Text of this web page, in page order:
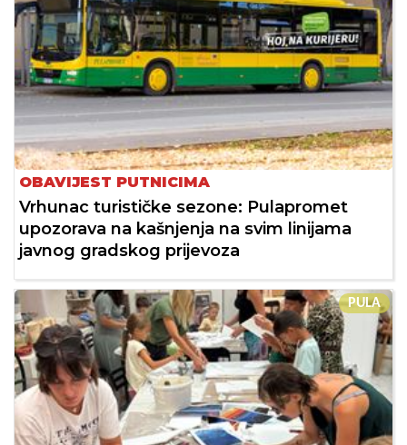
OBAVIJEST PUTNICIMA
Vrhunac turističke sezone: Pulapromet
upozorava na kašnjenja na svim linijama
javnog gradskog prijevoza
PULA